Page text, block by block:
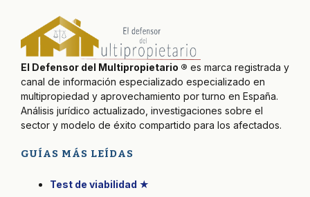
El Defensor del Multipropietario ® es marca registrada y
canal de información especializado especializado en
multipropiedad y aprovechamiento por turno en España.
Análisis jurídico actualizado, investigaciones sobre el
sector y modelo de éxito compartido para los afectados.
GUÍAS MÁS LEÍDAS
Test de viabilidad ★